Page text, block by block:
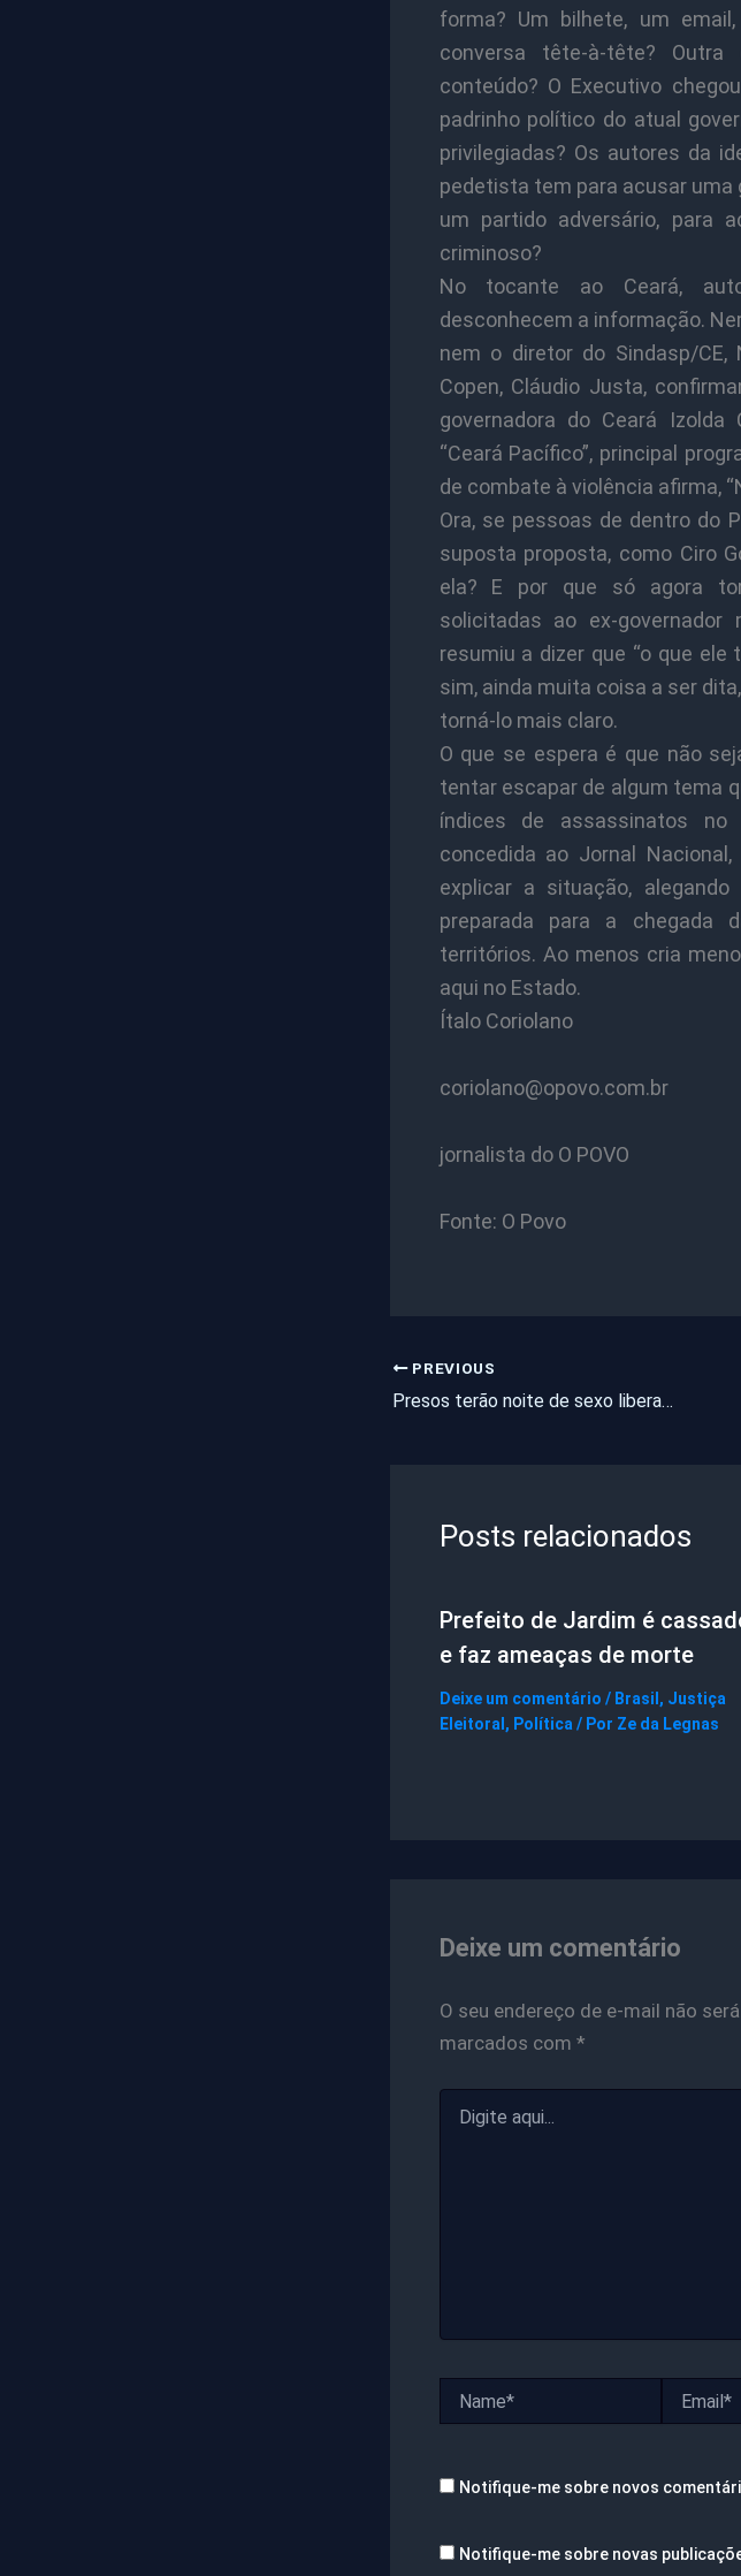
forma? Um bilhete, um
conversa tête-à-tête?
conteúdo? O Executivo
padrinho político do atual
privilegiadas? Os autores da
pedetista tem para acusar uma
um partido adversário, para
criminoso?
No tocante ao Ceará,
desconhecem a informação.
nem o diretor do Sindasp/CE,
Copen, Cláudio Justa,
governadora do Ceará
“Ceará Pacífico”, principal
de combate à violência afirma,
Ora, se pessoas de dentro do
suposta proposta, como Ciro
ela? E por que só agora
solicitadas ao ex-
resumiu a dizer que “o que ele
sim, ainda muita coisa a ser
torná-lo mais claro.
O que se espera é que não
tentar escapar de algum tema
índices de assassinatos no
concedida ao Jornal
explicar a situação,
preparada para a chegada
territórios. Ao menos cria
aqui no Estado.
Ítalo Coriolano
coriolano@opovo.com.br
jornalista do O POVO
Fonte: O Povo
PREVIOUS
Presos terão noite de sexo liberado em comemoração ao Dia do Presidiário no Ceará
Posts relacionados
Prefeito de Jardim é
e faz ameaças de morte
Deixe um comentário / Brasil , Justiça
Eleitoral , Política/ Por Ze da Legnas
Deixe um comentário
O seu endereço de e-mail não
marcados com *
aqui...
Notifique-me sobre novos
Notifique-me sobre novas